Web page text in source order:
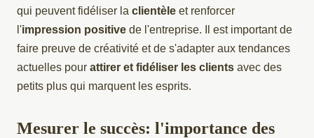
qui peuvent fidéliser la clientèle et renforcer
l'impression positive de l'entreprise. Il est important de
faire preuve de créativité et de s'adapter aux tendances
actuelles pour attirer et fidéliser les clients avec des
petits plus qui marquent les esprits.
Mesurer le succès: l'importance des